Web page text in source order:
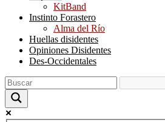
KitBand
Instinto Forastero
Alma del Río
Huellas disidentes
Opiniones Disidentes
Des-Occidentales